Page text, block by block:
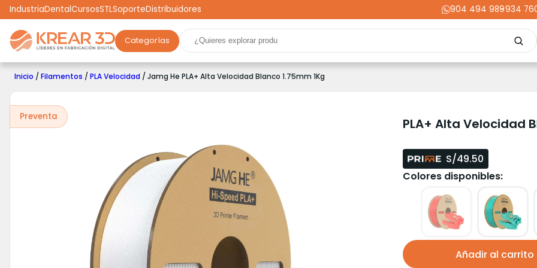
IndustriaDentalCursosSTLSoporteDistribuidores 904 494 989
-934
Categorías
Marcas Impresoras 3D Filamentos Resinas Repuestos
Robótica
Scooters Drones Realidad Virtual Gaming Energía Dental Industria Liquidaciones
Inicio / Filamentos / PLA Velocidad / Jamg He PLA+ Alta Velocidad Blanco 1.75mm 1Kg
Preventa PLA+ Alta Velocidad
S/49.50
Colores disponibles:
Añadir al carrito